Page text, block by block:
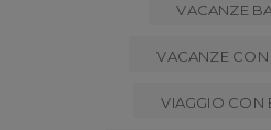
VACANZE
VACANZE
VIAGGIO CON